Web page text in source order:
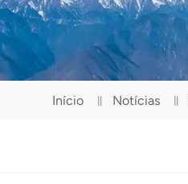
Início Notícias